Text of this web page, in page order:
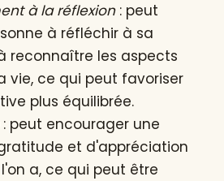
à la réflexion : peut
à réfléchir à sa
reconnaître les aspects
vie, ce qui peut favoriser
plus équilibrée.
: peut encourager une
et d'appréciation
a, ce qui peut être